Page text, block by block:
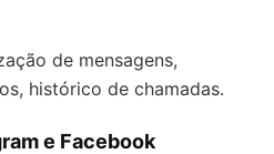
de mensagens,
histórico de chamadas.
e Facebook